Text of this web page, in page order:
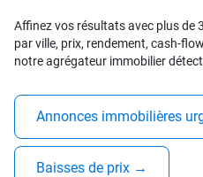
Affinez vos résultats avec plus de
par ville, prix, rendement, cash-
notre agrégateur immobilier
Annonces immobilières
Baisses de prix →